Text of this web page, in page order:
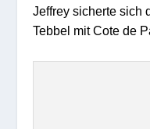
Jeffrey sicherte sich
Tebbel mit Cote de